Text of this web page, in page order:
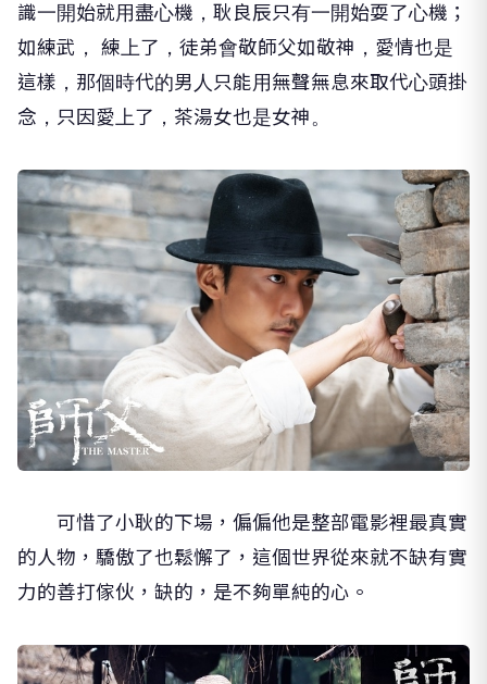
識一開始就用盡心機，耿良辰只有一開始耍了心機；
如練武， 練上了，徒弟會敬師父如敬神，愛情也是
這樣，那個時代的男人只能用無聲無息來取代心頭掛
念，只因愛上了，茶湯女也是女神。
可惜了小耿的下場，偏偏他是整部電影裡最真實
的人物，驕傲了也鬆懈了，這個世界從來就不缺有實
力的善打傢伙，缺的，是不夠單純的心。